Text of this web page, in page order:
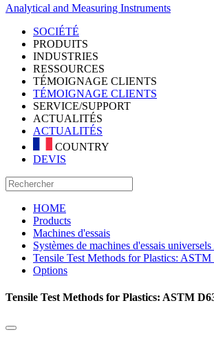
Analytical and Measuring Instruments
SOCIÉTÉ
PRODUITS
INDUSTRIES
RESSOURCES
TÉMOIGNAGE CLIENTS
TÉMOIGNAGE CLIENTS
SERVICE/SUPPORT
ACTUALITÉS
ACTUALITÉS
COUNTRY
DEVIS
HOME
Products
Machines d'essais
Systèmes de machines d'essais
Tensile Test Methods for Plastics:
Options
Tensile Test Methods for Plastics: ASTM